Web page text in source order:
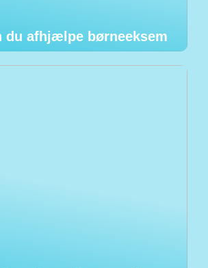
du afhjælpe børneeksem